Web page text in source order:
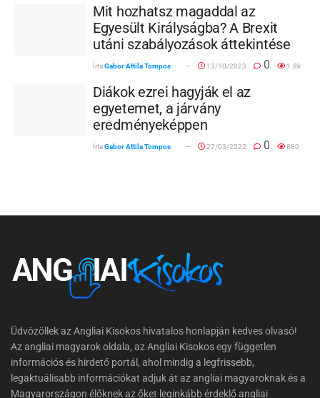
Mit hozhatsz magaddal az
Egyesült Királyságba? A Brexit
utáni szabályozások áttekintése
ÍrtaGabor Attila Tompos 13/10/2023 0 1.8k
Diákok ezrei hagyják el az
egyetemet, a járvány
eredményeképpen
ÍrtaGabor Attila Tompos 27/03/2022 0 880
Üdvözöllek az Angliai Kisokos hivatalos honlapján kedves olvasó!
Az angliai magyarok oldala, az Angliai Kisokos egy független
információs és hirdető portál, ahol mindig a legfrissebb,
legaktuálisabb információkat adjuk át az angliai magyaroknak és a
Magyarországon élőknek az őket leginkább érdeklő angliai